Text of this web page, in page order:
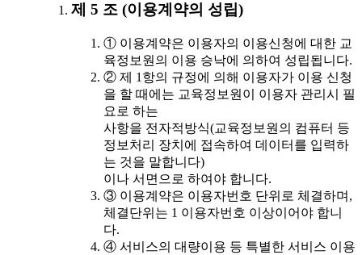
제 5 조 (이용계약의 성립)
① 이용계약은 이용자의 이용신청에 대한 교
육정보원의 이용 승낙에 의하여 성립됩니다.
② 제 1항의 규정에 의해 이용자가 이용 신청
을 할 때에는 교육정보원이 이용자 관리시 필
요로 하는
사항을 전자적방식(교육정보원의 컴퓨터 등
정보처리 장치에 접속하여 데이터를 입력하
는 것을 말합니다)
이나 서면으로 하여야 합니다.
③ 이용계약은 이용자번호 단위로 체결하며,
체결단위는 1 이용자번호 이상이어야 합니
다.
④ 서비스의 대량이용 등 특별한 서비스 이용